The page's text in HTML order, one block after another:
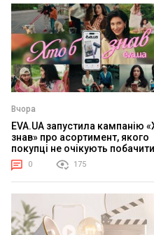
Вчора
EVA.UA запустила кампанію
знав» про асортимент, якого
покупці не очікують
платформі
0 175